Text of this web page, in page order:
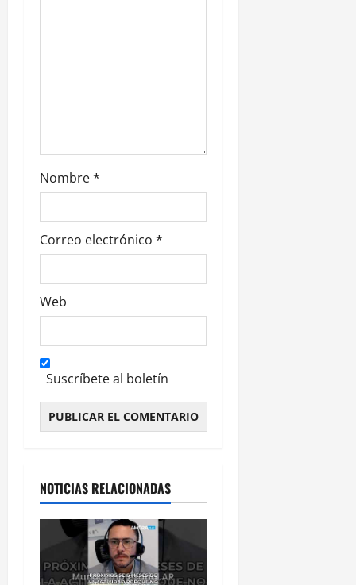
a
s
Nombre*
Correo electrónico *
Web
Suscríbete al boletín
NOTICIAS RELACIONADAS